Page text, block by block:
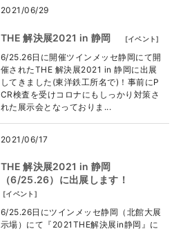
2021/06/29
THE 解決展2021 in 静岡 [イベント]
6/25.26日に開催ツインメッセ静岡にて開
催されたTHE 解決展2021 in 静岡に出展
してきました(東洋鉄工所名で)！事前にP
CR検査を受けコロナにもしっかり対策さ
れた展示会となっておりま...
2021/06/17
THE 解決展2021 in 静岡
（6/25.26）に出展します！
[イベント ]
6/25.26日にツインメッセ静岡（北館大展
示場）にて『2021THE解決展in静岡』に